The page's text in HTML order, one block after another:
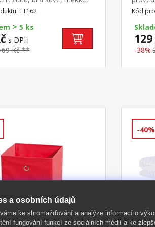
do 60 °C balení obsahuje 3
o rozměrech 50 × 70
TT162
> 5 ks
s DPH
Kč **
kusů
Kód
-38%
-40%
a osobních údajů
ke shromažďování a analýze informací o
fungování funkcí ze sociálních médií a ke